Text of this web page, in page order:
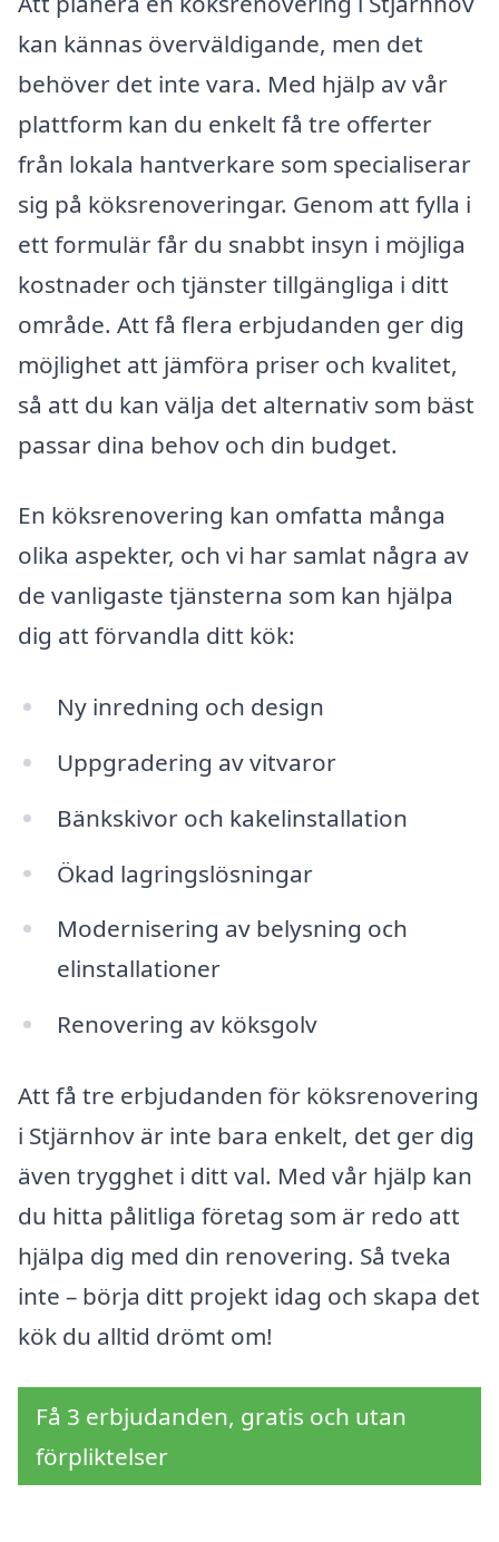
kan kännas överväldigande, men det
behöver det inte vara. Med hjälp av vår
plattform kan du enkelt få tre offerter
från lokala hantverkare som specialiserar
sig på köksrenoveringar. Genom att fylla i
ett formulär får du snabbt insyn i möjliga
kostnader och tjänster tillgängliga i ditt
område. Att få flera erbjudanden ger dig
möjlighet att jämföra priser och kvalitet,
så att du kan välja det alternativ som bäst
passar dina behov och din budget.
En köksrenovering kan omfatta många
olika aspekter, och vi har samlat några av
de vanligaste tjänsterna som kan hjälpa
dig att förvandla ditt kök:
Ny inredning och design
Uppgradering av vitvaror
Bänkskivor och kakelinstallation
Ökad lagringslösningar
Modernisering av belysning och
elinstallationer
Renovering av köksgolv
Att få tre erbjudanden för köksrenovering
i Stjärnhov är inte bara enkelt, det ger dig
även trygghet i ditt val. Med vår hjälp kan
du hitta pålitliga företag som är redo att
hjälpa dig med din renovering. Så tveka
inte – börja ditt projekt idag och skapa det
kök du alltid drömt om!
Få 3 erbjudanden, gratis och utan
förpliktelser